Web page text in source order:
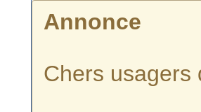
Annonce
Chers usagers